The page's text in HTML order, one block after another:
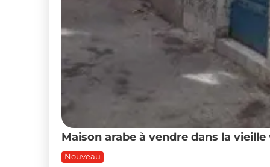
Maison arabe à vendre dans la vieille
Nouveau